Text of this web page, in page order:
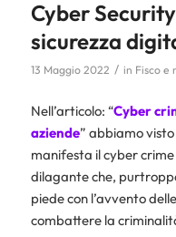
Cyber
sicurezza
13 Maggio 2022 / in Fisco e
Nell’articolo: “Cyber
aziende” abbiamo visto
manifesta il cyber
dilagante che,
piede con l’avvento
combattere la